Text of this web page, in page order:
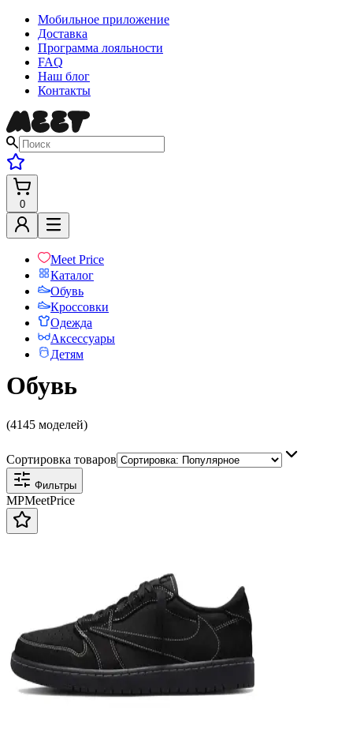
Мобильное приложение
Доставка
Программа лояльности
FAQ
Наш блог
Контакты
0
Meet Price
Каталог
Обувь
Кроссовки
Одежда
Аксессуары
Детям
Обувь
(4145 моделей)
Сортировка товаров
Фильтры
MPMeetPrice